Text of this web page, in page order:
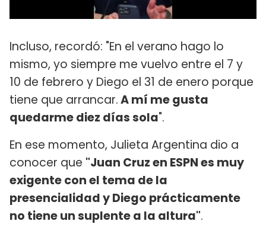
Incluso, recordó: "En el verano hago lo
mismo, yo siempre me vuelvo entre el 7 y
10 de febrero y Diego el 31 de enero porque
tiene que arrancar.A mí me gusta
quedarme diez días sola".
En ese momento, Julieta Argentina dio a
conocer que "Juan Cruz en ESPN es muy
exigente con el tema de la
presencialidad y Diego prácticamente
no tiene un suplente a la altura".